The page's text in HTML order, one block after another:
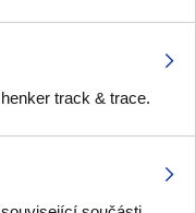
track & trace.